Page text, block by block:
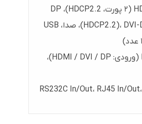
ورودی‌ها: HDMI (۲ پورت، HDCP2.2)، DP
(HDCP2.2)، DVI-D (HDCP1.4)، صدا، USB
خروجی‌ها: DP (ورودی: HDMI / DVI / DP)،
کنترل خارجی: RS232C In/Out، RJ45 In/Out،